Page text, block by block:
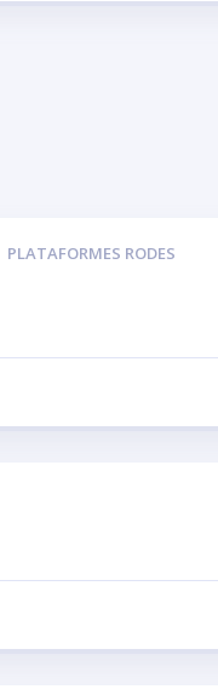
PLATAFORMES RODES